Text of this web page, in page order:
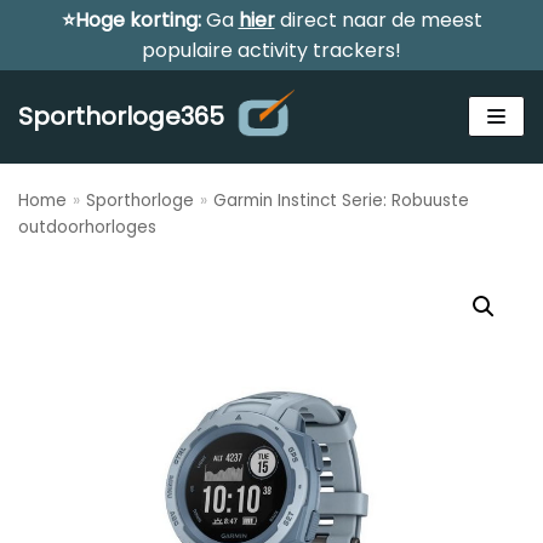
Meteen
inhoud
⭐Hoge korting:Ga hierdirect naar de meest
populaire activity trackers!
Sporthorloge365
Horloge voor kinderen
Gezondheidshorloge
Home » Sporthorloge » Garmin Instinct Serie: Robuuste
outdoorhorloges
Zoeken